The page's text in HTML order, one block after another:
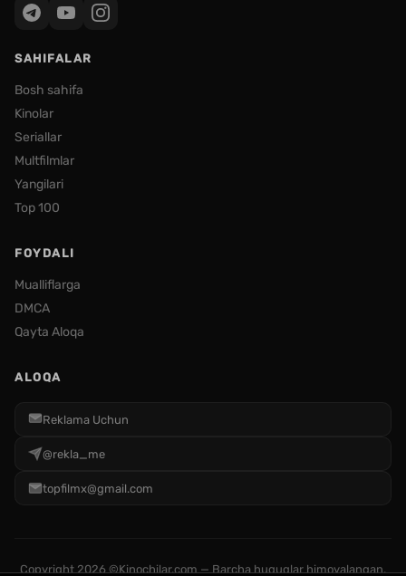
SAHIFALAR
Bosh sahifa
Kinolar
Seriallar
Multfilmlar
Yangilari
Top 100
FOYDALI
Mualliflarga
DMCA
Qayta Aloqa
ALOQA
Reklama Uchun
@rekla_me
topfilmx@gmail.com
Copyright2026 ©Kinochilar.com — Barcha huquqlar himoyalangan.